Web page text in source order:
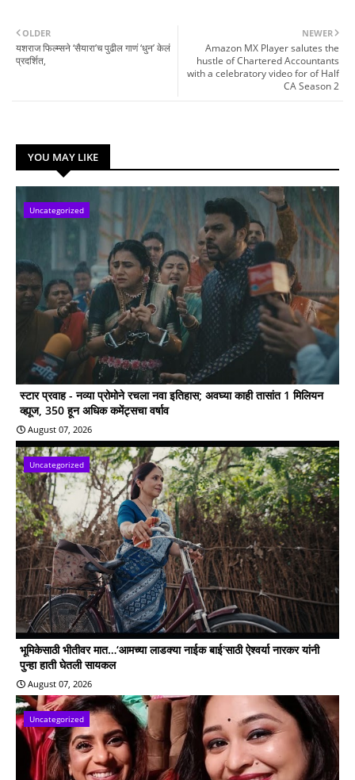
NEWER
Amazon MX Player salutes the
hustle of Chartered Accountants
with a celebratory video for of Half
CA Season 2
OLDER
यशराज फिल्म्सने ‘सैयारा’च पुढील गाणं ‘धुन’ केलं
प्रदर्शित,
YOU MAY LIKE
Uncategorized
स्टार प्रवाह - नव्या प्रोमोने रचला नवा इतिहास; अवघ्या काही तासांत 1 मिलियन
व्ह्यूज, 350 हून अधिक कमेंट्सचा वर्षाव
August 07, 2026
Uncategorized
भूमिकेसाठी भीतीवर मात…‘आमच्या लाडक्या नाईक बाई'साठी ऐश्वर्या नारकर यांनी
पुन्हा हाती घेतली सायकल
August 07, 2026
Uncategorized